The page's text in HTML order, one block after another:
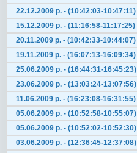
22.12.2009 р. - (10:42:03-10:47:11)
15.12.2009 р. - (11:16:58-11:17:25)
20.11.2009 р. - (10:42:33-10:44:07)
19.11.2009 р. - (16:07:13-16:09:34)
25.06.2009 р. - (16:44:31-16:45:23)
23.06.2009 р. - (13:03:24-13:07:56)
11.06.2009 р. - (16:23:08-16:31:55)
05.06.2009 р. - (10:52:58-10:55:07)
05.06.2009 р. - (10:52:02-10:52:30)
03.06.2009 р. - (12:36:45-12:37:08)